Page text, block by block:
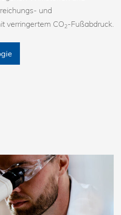
und
verringertem CO2-Fußabdruck.